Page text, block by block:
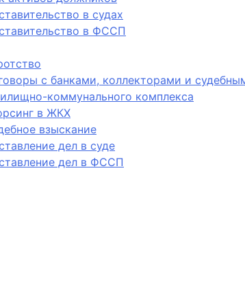
в судах
в ФССП
с банками, коллекторами и
коммунального комплекса
в ЖКХ
взыскание
дел в суде
дел в ФССП